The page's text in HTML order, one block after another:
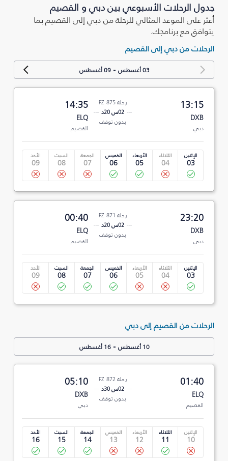
جدول الرحلات الأسبوعي بين دبي و القصيم
أعثر على الموعد المثالي للرحلة من دبي إلى القصيم بما
يتوافق مع برنامجك.
الرحلات من دبي إلى القصيم
03 أغسطس -09 أغسطس
13:15
DXB
دبي
رحلة FZ 875
02س 20د
بدون توقف
14:35
ELQ
القصيم
الإثنين
03
الثلاثاء
04
الأربعاء
05
الخميس
06
الجمعة
07
السبت
08
الأحد
09
23:20
DXB
دبي
رحلة FZ 871
02س 20د
بدون توقف
00:40
ELQ
القصيم
الإثنين
03
الثلاثاء
04
الأربعاء
05
الخميس
06
الجمعة
07
السبت
08
الأحد
09
الرحلات من القصيم إلى دبي
10 أغسطس -16 أغسطس
01:40
ELQ
القصيم
رحلة FZ 872
02س 30د
بدون توقف
05:10
DXB
دبي
الإثنين
10
الثلاثاء
11
الأربعاء
12
الخميس
13
الجمعة
14
السبت
15
الأحد
16